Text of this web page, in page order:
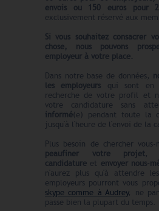
envois ou 150 euros pour
exclusivement réservé aux
Si vous souhaitez consacrer
chose, nous pouvons
employeur à votre place.
Dans notre base de données,
les employeurs qui sont en
recherche de votre profil et
votre candidature sans
informé(e) pendant toute la
jusqu'à l'heure de l'envoi de la
Plus besoin de chercher
peaufiner votre projet,
candidature et envoyer nous-
n'aurez plus qu'à attendre
employeurs pourront vous
skype comme à Audrey, ne
passe bien la plupart du temps.